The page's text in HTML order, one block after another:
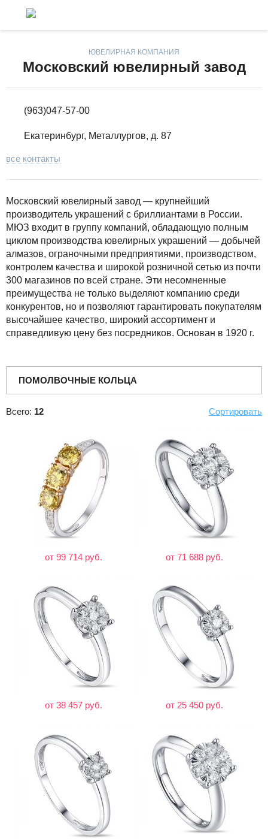
ЮВЕЛИРНАЯ КОМПАНИЯ
Московский ювелирный завод
(963)047-57-00
Екатеринбург, Металлургов, д. 87
все контакты
Московский ювелирный завод — крупнейший
производитель украшений с бриллиантами в России.
МЮЗ входит в группу компаний, обладающую полным
циклом производства ювелирных украшений — добычей
алмазов, ограночными предприятиями, производством,
контролем качества и широкой розничной сетью из почти
300 магазинов по всей стране. Эти несомненные
преимущества не только выделяют компанию среди
конкурентов, но и позволяют гарантировать покупателям
высочайшее качество, широкий ассортимент и
справедливую цену без посредников. Основан в 1920 г.
ПОМОЛВОЧНЫЕ КОЛЬЦА
Всего: 12 Сортировать
от 99 714 руб. от 71 688 руб.
от 38 457 руб. от 25 450 руб.